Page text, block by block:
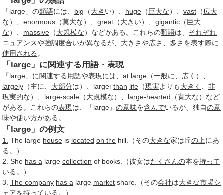
「large」の類語には、 big （大き い）、 huge （巨大な）、 vast （広大
な）、 enormous （莫大な）、 great （大き い）、gigantic（巨大
な）、 massive （大規模な）などがある。これらの類語は、 それぞれ
ニュアンスや強調 度合いが異なるが、 大きさや広さ 多さ を表す際に
使用される 。
「large」に関連する用語・表現
「large」に関連する用語や表現には、 at large （一般に 広く ）、
largely （主に、 大部分は）、larger than life （現実よりも大きく
非
現実的な）、large-scale（大規模な）、large-hearted（寛大な）など
がある。これらの表現は、「large」 の意味を含んでいるが、独自の意
味や使い方がある。
「large」の例文
1. The large house is located on the hill.（その大きな家は丘の上にあ
る。）
2. She has a large collection of books.（彼女はたくさんの本を持って
いる 。）
3. The company has a large market share.（その会社は大きな市場シ
ェアを持っている 。）